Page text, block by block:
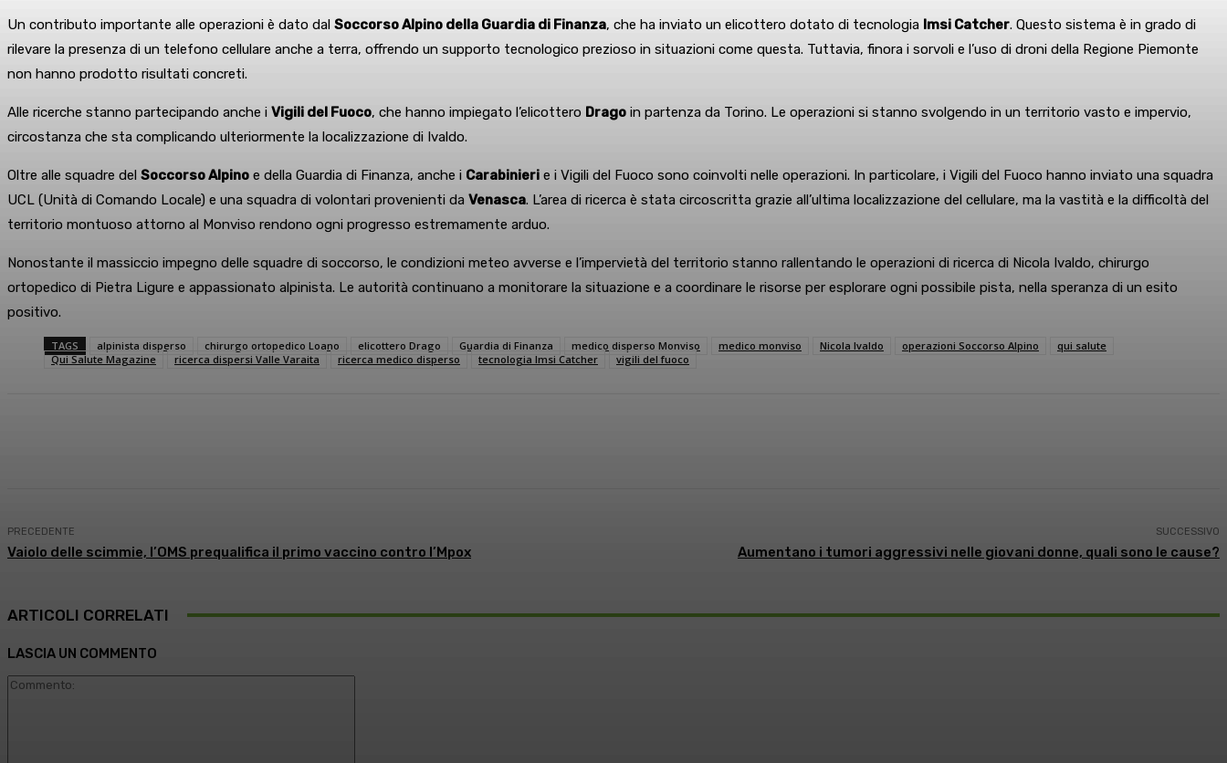
Un contributo importante alle operazioni è dato dal Soccorso Alpino della Guardia di Finanza, che ha inviato un elicottero dotato di tecnologia Imsi Catcher. Questo sistema è in grado di
rilevare la presenza di un telefono cellulare anche a terra, offrendo un supporto tecnologico prezioso in situazioni come questa. Tuttavia, finora i sorvoli e l’uso di droni della Regione Piemonte
non hanno prodotto risultati concreti.
Alle ricerche stanno partecipando anche i Vigili del Fuoco, che hanno impiegato l’elicottero Drago in partenza da Torino. Le operazioni si stanno svolgendo in un territorio vasto e impervio,
circostanza che sta complicando ulteriormente la localizzazione di Ivaldo.
Oltre alle squadre del Soccorso Alpino e della Guardia di Finanza, anche i Carabinieri e i Vigili del Fuoco sono coinvolti nelle operazioni. In particolare, i Vigili del Fuoco hanno inviato una squadra
UCL (Unità di Comando Locale) e una squadra di volontari provenienti da Venasca. L’area di ricerca è stata circoscritta grazie all’ultima localizzazione del cellulare, ma la vastità e la difficoltà del
territorio montuoso attorno al Monviso rendono ogni progresso estremamente arduo.
Nonostante il massiccio impegno delle squadre di soccorso, le condizioni meteo avverse e l’impervietà del territorio stanno rallentando le operazioni di ricerca di Nicola Ivaldo, chirurgo
ortopedico di Pietra Ligure e appassionato alpinista. Le autorità continuano a monitorare la situazione e a coordinare le risorse per esplorare ogni possibile pista, nella speranza di un esito
positivo.
TAGS alpinista disperso chirurgo ortopedico Loano elicottero Drago Guardia di Finanza medico disperso Monviso medico monviso Nicola Ivaldo operazioni Soccorso Alpino
qui salute
Qui Salute Magazine
ricerca dispersi Valle Varaita ricerca medico disperso tecnologia Imsi Catcher vigili del fuoco
PRECEDENTE
Vaiolo delle scimmie, l’OMS prequalifica il primo vaccino contro l’Mpox
SUCCESSIVO
Aumentano i tumori aggressivi nelle giovani donne, quali sono le cause?
ARTICOLI CORRELATI
LASCIA UN COMMENTO